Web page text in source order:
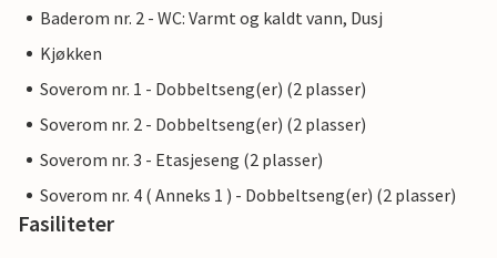
Baderom nr. 2 - WC: Varmt og kaldt vann, Dusj
Kjøkken
Soverom nr. 1 - Dobbeltseng(er) (2 plasser)
Soverom nr. 2 - Dobbeltseng(er) (2 plasser)
Soverom nr. 3 - Etasjeseng (2 plasser)
Soverom nr. 4 ( Anneks 1 ) - Dobbeltseng(er) (2 plasser)
Fasiliteter